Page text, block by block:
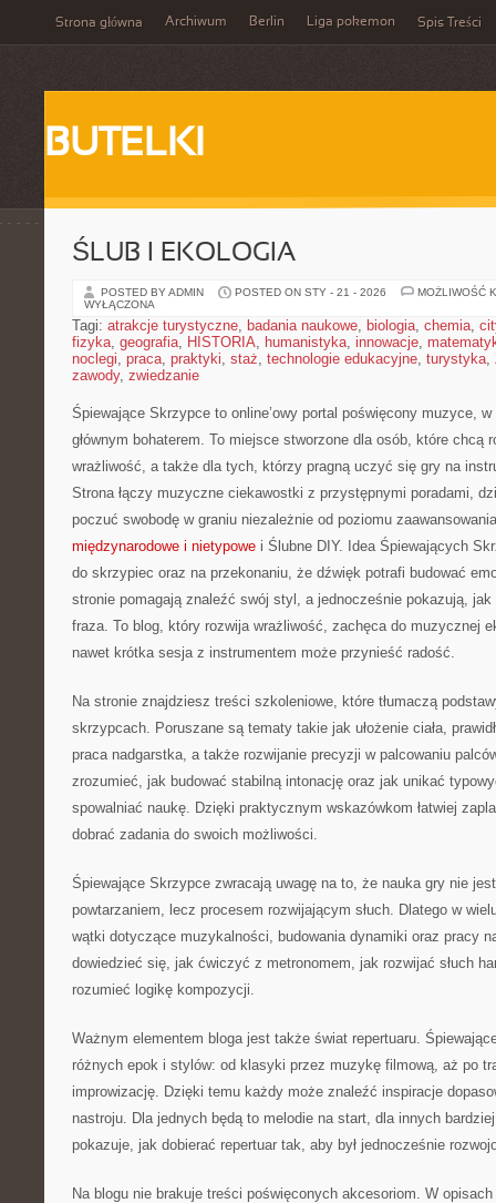
Strona główna Archiwum Berlin Liga pokemon Spis Treści
BUTELKI
ŚLUB I EKOLOGIA
POSTED BY ADMIN POSTED ON STY - 21 - 2026
MOŻLIWOŚĆ
WYŁĄCZONA
Tagi: atrakcje turystyczne, badania naukowe, biologia, chemia,
fizyka, geografia, HISTORIA, humanistyka, innowacje,
noclegi, praca, praktyki, staż, technologie edukacyjne, turystyka,
zawody, zwiedzanie
Śpiewające Skrzypce to online’owy portal poświęcony muzyce,
głównym bohaterem. To miejsce stworzone dla osób, które chcą
wrażliwość, a także dla tych, którzy pragną uczyć się gry na
Strona łączy muzyczne ciekawostki z przystępnymi poradami,
poczuć swobodę w graniu niezależnie od poziomu
międzynarodowe i nietypowe i Ślubne DIY. Idea Śpiewających
do skrzypiec oraz na przekonaniu, że dźwięk potrafi budować
stronie pomagają znaleźć swój styl, a jednocześnie pokazują,
fraza. To blog, który rozwija wrażliwość, zachęca do muzycznej
nawet krótka sesja z instrumentem może przynieść radość.
Na stronie znajdziesz treści szkoleniowe, które tłumaczą
skrzypcach. Poruszane są tematy takie jak ułożenie ciała,
praca nadgarstka, a także rozwijanie precyzji w palcowaniu
zrozumieć, jak budować stabilną intonację oraz jak unikać
spowalniać naukę. Dzięki praktycznym wskazówkom łatwiej
dobrać zadania do swoich możliwości.
Śpiewające Skrzypce zwracają uwagę na to, że nauka gry nie
powtarzaniem, lecz procesem rozwijającym słuch. Dlatego w
wątki dotyczące muzykalności, budowania dynamiki oraz pracy
dowiedzieć się, jak ćwiczyć z metronomem, jak rozwijać słuch
rozumieć logikę kompozycji.
Ważnym elementem bloga jest także świat repertuaru.
różnych epok i stylów: od klasyki przez muzykę filmową, aż po
improwizację. Dzięki temu każdy może znaleźć inspiracje
nastroju. Dla jednych będą to melodie na start, dla innych
pokazuje, jak dobierać repertuar tak, aby był jednocześnie
Na blogu nie brakuje treści poświęconych akcesoriom. W